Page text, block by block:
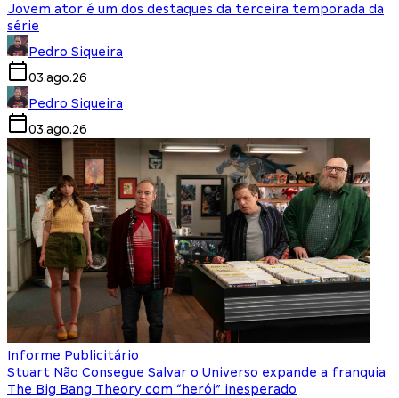
Jovem ator é um dos destaques da terceira temporada da
série
Pedro Siqueira
03.ago.26
Pedro Siqueira
03.ago.26
Informe Publicitário
Stuart Não Consegue Salvar o Universo expande a franquia
The Big Bang Theory com “herói” inesperado